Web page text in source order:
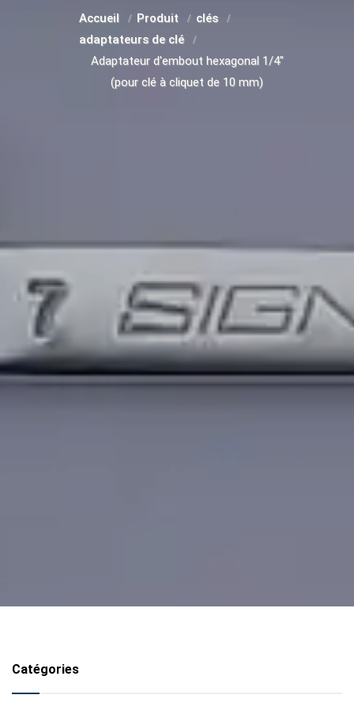
Accueil Produit
clés
adaptateurs de clé
Adaptateur d'embout hexagonal 1/4"
(pour clé à cliquet de 10 mm)
Catégories